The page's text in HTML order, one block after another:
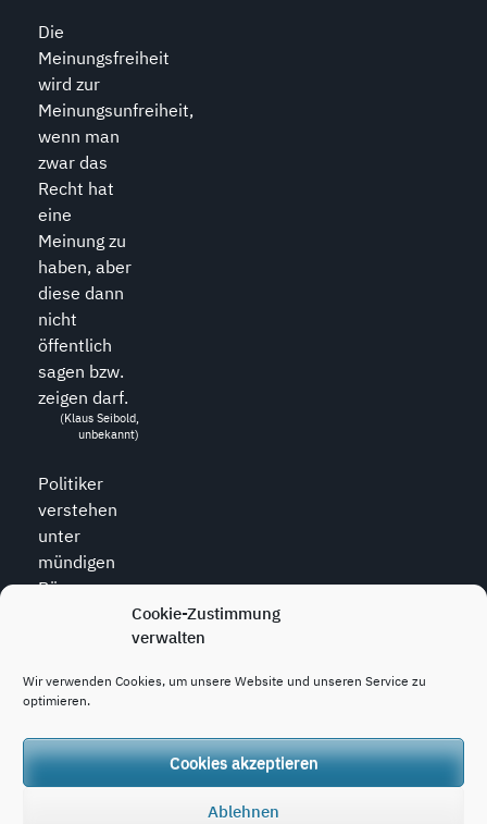
Cookie-Zustimmung
verwalten
Wir verwenden Cookies, um unsere Website und unseren Service zu
optimieren.
Cookies akzeptieren
Ablehnen
Die
Meinungsfreiheit
wird zur
Meinungsunfreiheit,
wenn man
zwar das
Recht hat
eine
Meinung zu
haben, aber
diese dann
nicht
öffentlich
sagen bzw.
zeigen darf.
(Klaus Seibold,
unbekannt)
Politiker
verstehen
unter
mündigen
Bürgern
halten.
dt. Journalist)